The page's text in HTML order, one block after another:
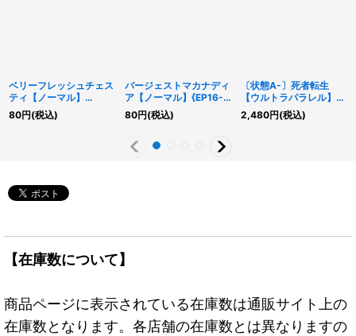
ベリーフレッシュチェス
ティ【ノーマル】
{RD/KP19-JP028}
《RDモンスター》
80円(税込)
バージェストマカナディ
ア【ノーマル】{EP16-
JP035}《罠》
80円(税込)
〔状態A-〕死者転生
【ウルトラパラレル】
{RD/LGP2-JP039}
《RD魔法》
2,480円(税込)
【在庫数について】
商品ページに表示されている在庫数は通販サイト上の
在庫数となります。各店舗の在庫数とは異なりますの